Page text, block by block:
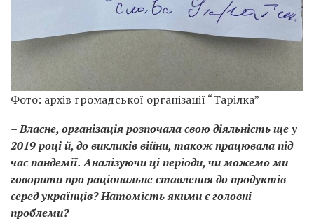
Фото: архів громадської організації “Тарілка”
– Власне, організація розпочала свою діяльність ще у
2019 році й, до викликів війни, також працювала під
час пандемії. Аналізуючи ці періоди, чи можемо ми
говорити про раціональне ставлення до продуктів
серед українців? Натомість якими є головні
проблеми?